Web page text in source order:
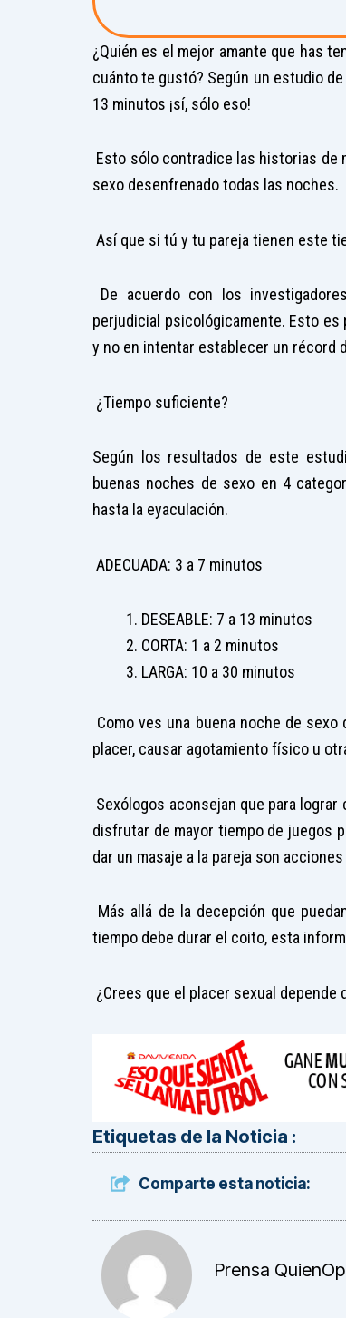
¿Quién es el mejor amante que has
cuánto te gustó? Según un estudio
13 minutos ¡sí, sólo eso!
Esto sólo contradice las historias de
sexo desenfrenado todas las noches.
Así que si tú y tu pareja tienen este
De acuerdo con los
perjudicial psicológicamente. Esto
y no en intentar establecer un récord
¿Tiempo suficiente?
Según los resultados de este
buenas noches de sexo en 4
hasta la eyaculación.
ADECUADA: 3 a 7 minutos
DESEABLE: 7 a 13 minutos
CORTA: 1 a 2 minutos
LARGA: 10 a 30 minutos
Como ves una buena noche de
placer, causar agotamiento físico u
Sexólogos aconsejan que para
disfrutar de mayor tiempo de juegos
dar un masaje a la pareja son
Más allá de la decepción que
tiempo debe durar el coito, esta
¿Crees que el placer sexual depende
Etiquetas de la Noticia :
Comparte esta noticia:
Prensa